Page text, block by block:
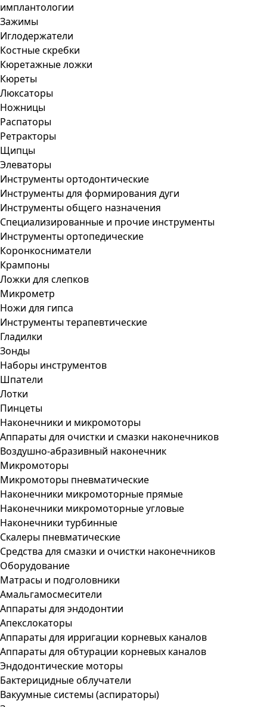
имплантологии
Зажимы
Иглодержатели
Костные скребки
Кюретажные ложки
Кюреты
Люксаторы
Ножницы
Распаторы
Ретракторы
Щипцы
Элеваторы
Инструменты ортодонтические
Инструменты для формирования дуги
Инструменты общего назначения
Специализированные и прочие инструменты
Инструменты ортопедические
Коронкосниматели
Крампоны
Ложки для слепков
Микрометр
Ножи для гипса
Инструменты терапевтические
Гладилки
Зонды
Наборы инструментов
Шпатели
Лотки
Пинцеты
Наконечники и микромоторы
Аппараты для очистки и смазки наконечников
Воздушно-абразивный наконечник
Микромоторы
Микромоторы пневматические
Наконечники микромоторные прямые
Наконечники микромоторные угловые
Наконечники турбинные
Скалеры пневматические
Средства для смазки и очистки наконечников
Оборудование
Матрасы и подголовники
Амальгамосмесители
Аппараты для эндодонтии
Апекслокаторы
Аппараты для ирригации корневых каналов
Аппараты для обтурации корневых каналов
Эндодонтические моторы
Бактерицидные облучатели
Вакуумные системы (аспираторы)